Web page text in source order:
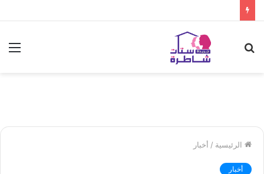
الرئيسية / أخبار
أخبار